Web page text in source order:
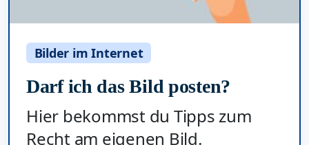
Bilder im Internet
Darf ich das Bild posten?
Hier bekommst du Tipps zum
Recht am eigenen Bild.